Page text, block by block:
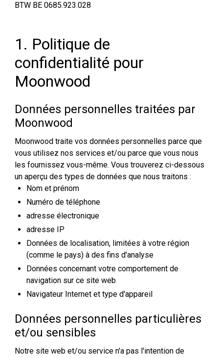
BTW BE 0685.923.028
1. Politique de
confidentialité pour
Moonwood
Données personnelles traitées par
Moonwood
Moonwood traite vos données personnelles parce que
vous utilisez nos services et/ou parce que vous nous
les fournissez vous-même. Vous trouverez ci-dessous
un aperçu des types de données que nous traitons :
Nom et prénom
Numéro de téléphone
adresse électronique
adresse IP
Données de localisation, limitées à votre région
(comme le pays) à des fins d'analyse
Données concernant votre comportement de
navigation sur ce site web
Navigateur Internet et type d'appareil
Données personnelles particulières
et/ou sensibles
Notre site web et/ou service n'a pas l'intention de